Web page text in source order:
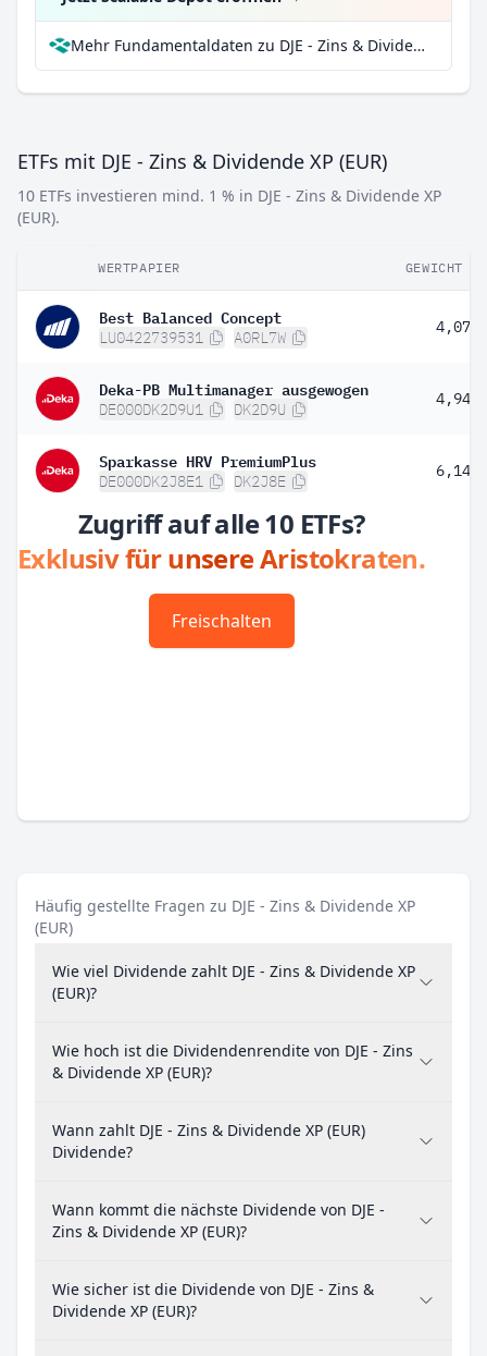
Mehr Fundamentaldaten zu DJE - Zins & Dividende XP (EUR) bei Parqet
ETFs mit DJE - Zins & Dividende XP (EUR)
10 ETFs investieren mind. 1 % in DJE - Zins & Dividende XP
(EUR).
WERTPAPIER GEWICHT
Best Balanced Concept
LU0422739531 A0RL7W
4,07 %
Deka-PB Multimanager ausgewogen
DE000DK2D9U1 DK2D9U
4,94 %
Sparkasse HRV PremiumPlus
DE000DK2J8E1 DK2J8E
6,14 %
Zugriff auf alle 10 ETFs?
Exklusiv für unsere Aristokraten.
Freischalten
Häufig gestellte Fragen zu DJE - Zins & Dividende XP
(EUR)
Wie viel Dividende zahlt DJE - Zins & Dividende XP
(EUR)?
Wie hoch ist die Dividendenrendite von DJE - Zins
& Dividende XP (EUR)?
Wann zahlt DJE - Zins & Dividende XP (EUR)
Dividende?
Wann kommt die nächste Dividende von DJE -
Zins & Dividende XP (EUR)?
Wie sicher ist die Dividende von DJE - Zins &
Dividende XP (EUR)?